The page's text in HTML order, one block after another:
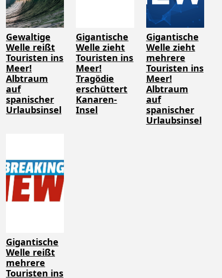
Gewaltige
Welle reißt
Touristen ins
Meer!
Albtraum
auf
spanischer
Urlaubsinsel
Gigantische
Welle zieht
Touristen ins
Meer!
Tragödie
erschüttert
Kanaren-
Insel
Gigantische
Welle zieht
mehrere
Touristen ins
Meer!
Albtraum
auf
spanischer
Urlaubsinsel
Gigantische
Welle reißt
mehrere
Touristen ins